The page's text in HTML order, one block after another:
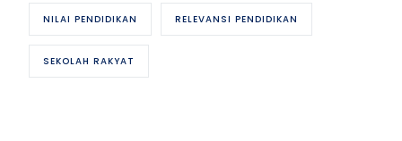
NILAI PENDIDIKAN RELEVANSI PENDIDIKAN
SEKOLAH RAKYAT